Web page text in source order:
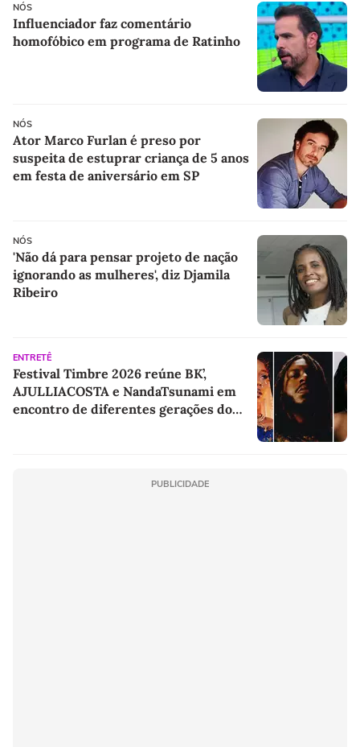
NÓS
Influenciador faz comentário
homofóbico em programa de Ratinho
NÓS
Ator Marco Furlan é preso por
suspeita de estuprar criança de 5 anos
em festa de aniversário em SP
NÓS
'Não dá para pensar projeto de nação
ignorando as mulheres', diz Djamila
Ribeiro
ENTRETÊ
Festival Timbre 2026 reúne BK’,
AJULLIACOSTA e NandaTsunami em
encontro de diferentes gerações do
PUBLICIDADE